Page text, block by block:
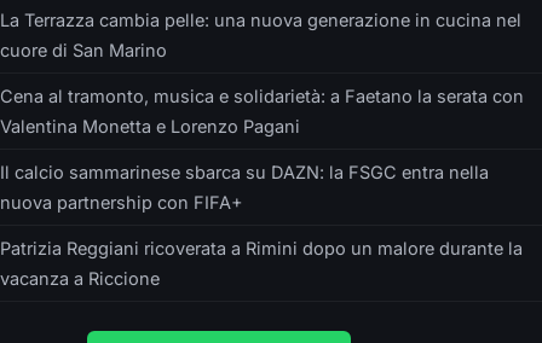
La Terrazza cambia pelle: una nuova generazione in cucina nel
cuore di San Marino
Cena al tramonto, musica e solidarietà: a Faetano la serata con
Valentina Monetta e Lorenzo Pagani
Il calcio sammarinese sbarca su DAZN: la FSGC entra nella
nuova partnership con FIFA+
Patrizia Reggiani ricoverata a Rimini dopo un malore durante la
vacanza a Riccione